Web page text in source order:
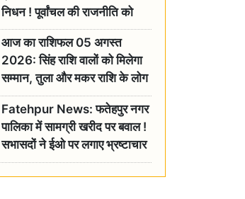
निधन ! पूर्वांचल की राजनीति को
बड़ा झटका, योगी ने जताया दुःख
आज का राशिफल 05 अगस्त
2026: सिंह राशि वालों को मिलेगा
सम्मान, तुला और मकर राशि के लोग
रहें सतर्क
Fatehpur News: फतेहपुर नगर
पालिका में सामग्री खरीद पर बवाल !
सभासदों ने ईओ पर लगाए भ्रष्टाचार
के गंभीर आरोप